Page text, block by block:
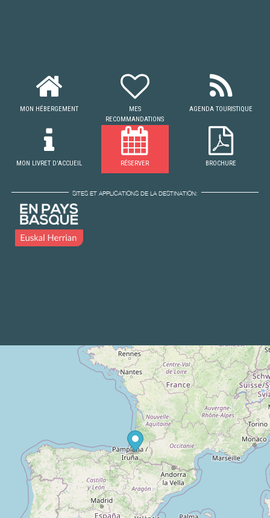
MON HÉBERGEMENT
MES
RECOMMANDATIONS
AGENDA TOURISTIQUE
MON LIVRET D'ACCUEIL RÉSERVER BROCHURE
SITES ET APPLICATIONS DE LA DESTINATION: